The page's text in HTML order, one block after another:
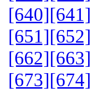
[640][641]
[651][652]
[662][663]
[673][674]